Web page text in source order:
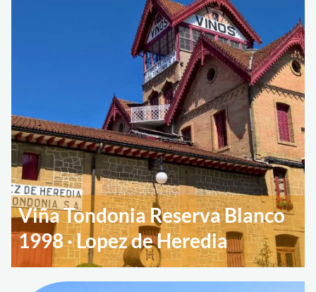
Viña Tondonia Reserva Blanco
1998 · Lopez de Heredia